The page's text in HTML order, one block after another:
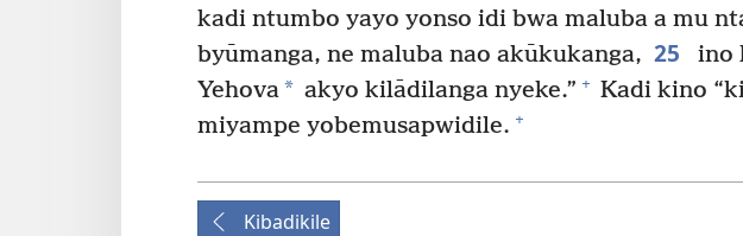
kadi ntumbo yayo yonso idi bwa maluba a mu
byūmanga, ne maluba nao akūkukanga, 25 ino
Yehova* akyo kilādilanga nyeke.” + Kadi kino
miyampe yobemusapwidile. +
Kibadikile